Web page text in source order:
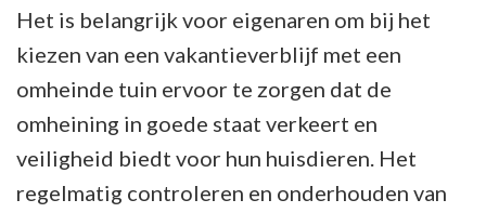
Het is belangrijk voor eigenaren om bij het
kiezen van een vakantieverblijf met een
omheinde tuin ervoor te zorgen dat de
omheining in goede staat verkeert en
veiligheid biedt voor hun huisdieren. Het
regelmatig controleren en onderhouden van